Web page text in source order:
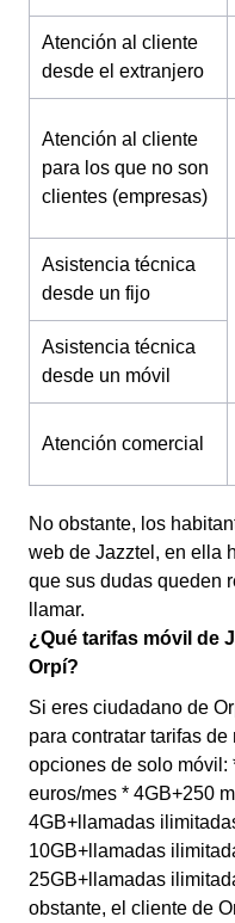
Atención al cliente
desde el extranjero
Atención al cliente
para los que no son
clientes (empresas)
Asistencia técnica
desde un fijo
Asistencia técnica
desde un móvil
Atención comercial
No obstante, los
web de Jazztel, en ella
que sus dudas queden
llamar.
¿Qué tarifas móvil de
Orpí?
Si eres ciudadano de
para contratar tarifas
opciones de solo móvil:
euros/mes * 4GB+250
4GB+llamadas
10GB+llamadas
25GB+llamadas
obstante, el cliente de